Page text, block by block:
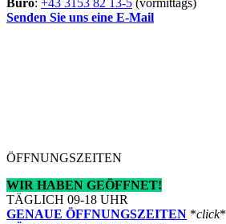
Büro: +43 3153 82 13-5 (vormittags)
Senden Sie uns eine E-Mail
ÖFFNUNGSZEITEN
WIR HABEN GEÖFFNET!
TÄGLICH 09-18 UHR
GENAUE ÖFFNUNGSZEITEN *click*